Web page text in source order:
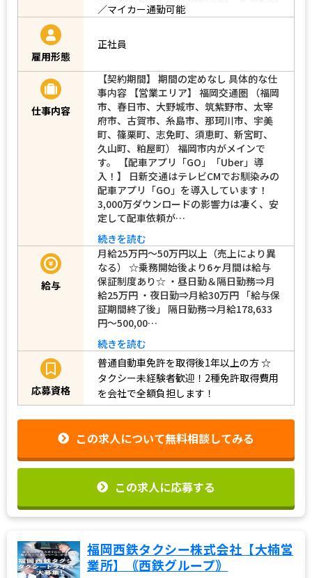
／マイカー通勤可能
雇用形態
正社員
仕事内容
【契約期間】 期間の定めなし 具体的な仕
事内容 【営業エリア】 福岡交通圏 （福岡
市、春日市、大野城市、筑紫野市、太宰
府市、古賀市、糸島市、那珂川市、宇美
町、篠栗町、志免町、須恵町、新宮町、
久山町、粕屋町） 福岡市内がメインで
す。 【配車アプリ「GO」「Uber」導
入！】 日新交通はテレビCMでお馴染みの
配車アプリ「GO」を導入しています！
3,000万ダウンロードの影響力は凄く、安
定して配車依頼が…
続きを読む
給与
月給25万円～50万円以上（売上により異
なる） ☆乗務開始後より6ヶ月間は給与
保証制度あり☆ ・昼日勤＆隔日勤務⇒月
給25万円 ・夜日勤⇒月給30万円 「給与保
証期間終了後」 隔日勤務⇒月給178,633
円～500,00…
続きを読む
応募資格
普通自動車免許を取得後1年以上の方☆
タクシー未経験者歓迎！2種免許取得費用
を会社で全額負担します！
この求人について無料相談してみる
この求人に応募する
福岡西鉄タクシー株式会社【大楠営
業所】｟西鉄グループ｠